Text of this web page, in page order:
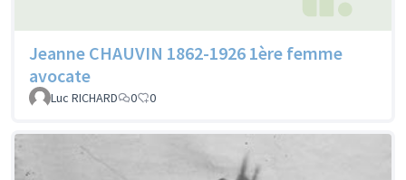
Jeanne CHAUVIN 1862-1926 1ère femme
avocate
Luc RICHARD 0 0